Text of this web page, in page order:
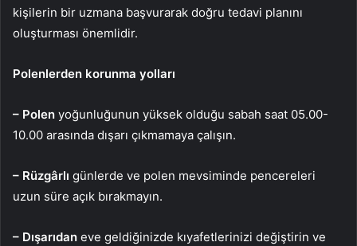
kişilerin bir uzmana başvurarak doğru tedavi planını
oluşturması önemlidir.
Polenlerden korunma yolları
– Polen yoğunluğunun yüksek olduğu sabah saat 05.00-
10.00 arasında dışarı çıkmamaya çalışın.
– Rüzgârlı günlerde ve polen mevsiminde pencereleri
uzun süre açık bırakmayın.
– Dışarıdan eve geldiğinizde kıyafetlerinizi değiştirin ve